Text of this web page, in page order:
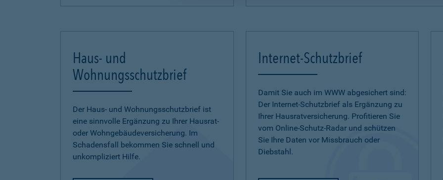
Haus- und
Wohnungsschutzbrief
Der Haus- und Wohnungsschutzbrief ist
eine sinnvolle Ergänzung zu Ihrer Hausrat-
oder Wohngebäudeversicherung. Im
Schadensfall bekommen Sie schnell und
unkompliziert Hilfe.
Internet-Schutzbrief
Damit Sie auch im WWW abgesichert sind:
Der Internet-Schutzbrief als Ergänzung zu
Ihrer Hausratversicherung. Profitieren Sie
vom Online-Schutz-Radar und schützen
Sie Ihre Daten vor Missbrauch oder
Diebstahl.